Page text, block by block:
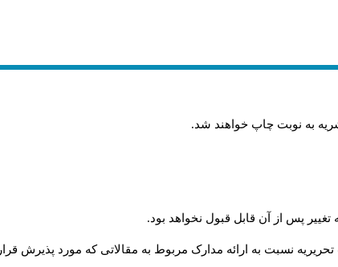
به نوبت چاپ خواهند شد.
پس از آن قابل قبول نخواهد بود.
نسبت به ارائه مدارک مربوط به مقالاتی که مورد پذیرش